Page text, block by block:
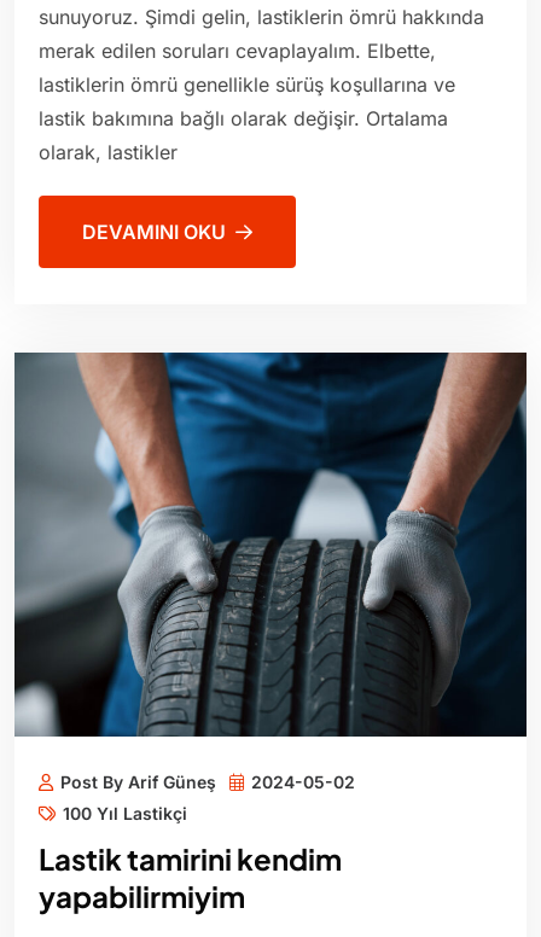
sunuyoruz. Şimdi gelin, lastiklerin ömrü hakkında
merak edilen soruları cevaplayalım. Elbette,
lastiklerin ömrü genellikle sürüş koşullarına ve
lastik bakımına bağlı olarak değişir. Ortalama
olarak, lastikler
DEVAMINI OKU
Post By Arif Güneş
2024-05-02
100 Yıl Lastikçi
Lastik tamirini kendim
yapabilirmiyim